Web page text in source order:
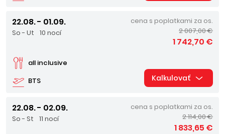
22.08. - 01.09.
So - Ut 10 nocí
BTS
all inclusive
cena s poplatkami za os.
2 007,00 €
1 742,70 €
Kalkulovať
22.08. - 02.09.
So - St 11 nocí
cena s poplatkami za os.
2 114,00 €
1 833,65 €